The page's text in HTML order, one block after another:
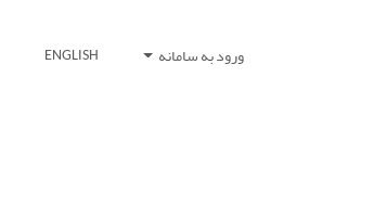
ورود به سامانه ENGLISH